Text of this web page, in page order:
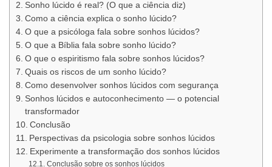
Sonho lúcido é real? (O que a ciência diz)
Como a ciência explica o sonho lúcido?
O que a psicóloga fala sobre sonhos lúcidos?
O que a Bíblia fala sobre sonho lúcido?
O que o espiritismo fala sobre sonhos lúcidos?
Quais os riscos de um sonho lúcido?
Como desenvolver sonhos lúcidos com segurança
Sonhos lúcidos e autoconhecimento — o potencial
transformador
Conclusão
Perspectivas da psicologia sobre sonhos lúcidos
Experimente a transformação dos sonhos lúcidos
Conclusão sobre os sonhos lúcidos